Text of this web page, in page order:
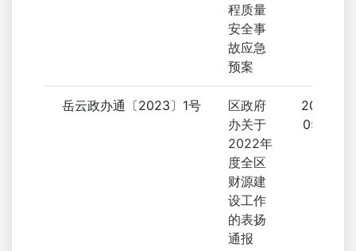
程质量
安全事
故应急
预案
岳云政办通〔2023〕1号
区政府
办关于
2022年
度全区
财源建
设工作
的表扬
通报
2023-
05-31